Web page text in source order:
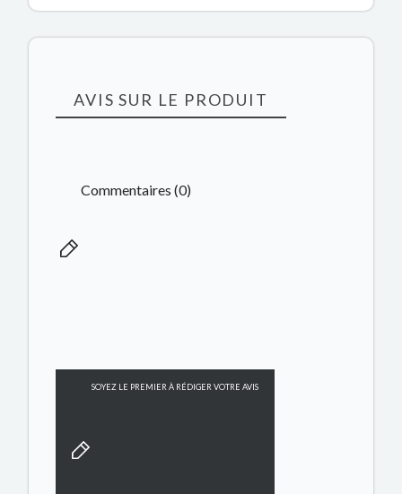
AVIS SUR LE PRODUIT
Commentaires (0)
SOYEZ LE PREMIER À RÉDIGER VOTRE AVIS